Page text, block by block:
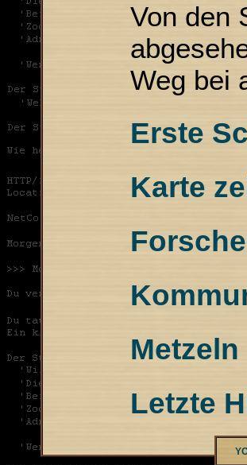
Von den
Weg bei
Erste
Karte
Metzeln
Letzte